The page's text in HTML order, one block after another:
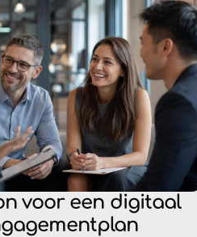
voor een digitaal